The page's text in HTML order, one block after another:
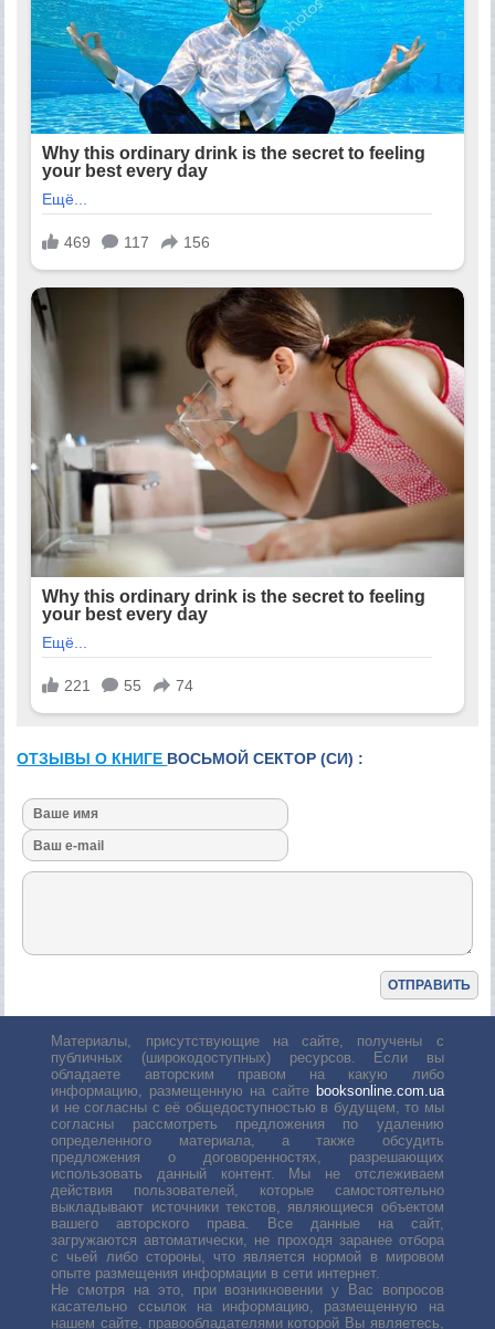
ОТЗЫВЫ О КНИГЕ ВОСЬМОЙ СЕКТОР (СИ) :
Материалы, присутствующие на сайте, получены с
публичных (широкодоступных) ресурсов. Если вы
обладаете авторским правом на какую либо
информацию, размещенную на сайте booksonline.com.ua
и не согласны с её общедоступностью в будущем, то мы
согласны рассмотреть предложения по удалению
определенного материала, а также обсудить
предложения о договоренностях, разрешающих
использовать данный контент. Мы не отслеживаем
действия пользователей, которые самостоятельно
выкладывают источники текстов, являющиеся объектом
вашего авторского права. Все данные на сайт,
загружаются автоматически, не проходя заранее отбора
с чьей либо стороны, что является нормой в мировом
опыте размещения информации в сети интернет.
Не смотря на это, при возникновении у Вас вопросов
касательно ссылок на информацию, размещенную на
нашем сайте, правообладателями которой Вы являетесь,